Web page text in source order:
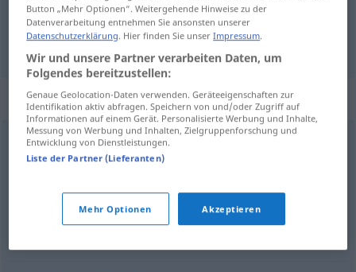
sunmak,takdimetmek überreichen
Synonyme für "überreichen"
darbieten,übergeben,reichen
überlassen,zuwenden,gewähren,bescheren,
,schenken,spendieren,widmen
Button „Mehr Optionen“. Weitergehende Hinweise zu der
Datenverarbeitung entnehmen Sie ansonsten unserer
Datenschutzerklärung. Hier finden Sie unserImpressum.
Wir und unsere Partner verarbeiten Daten, um
Folgendes bereitzustellen:
Genaue Geolocation-Daten verwenden. Geräteeigenschaften zur
Identifikation aktiv abfragen. Speichern von und/oder Zugriff auf
Informationen auf einem Gerät. Personalisierte Werbung und Inhalte,
Messung von Werbung und Inhalten, Zielgruppenforschung und
Entwicklung von Dienstleistungen.
Liste der Partner (Lieferanten)
Mehr Optionen Akzeptieren